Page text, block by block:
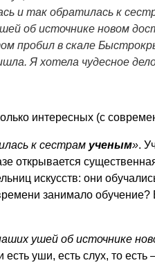
и так обратилась к
об источнике новом
пробил в скале
Я хотела чудесное
интересных (с
к сестрам ученым».
открывается
искусств: они
занимало
ушей об источнике
есть уши, есть слух, то